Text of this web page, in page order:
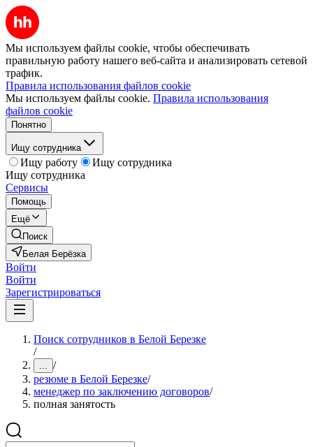
Мы используем файлы cookie, чтобы обеспечивать
правильную работу нашего веб-сайта и анализировать сетевой
трафик.
Правила использования файлов cookie
Мы используем файлы cookie. Правила использования
файлов cookie
Понятно
Ищу сотрудника
Ищу работу
Ищу сотрудника
Ищу сотрудника
Сервисы
Помощь
Ещё
Поиск
Белая Берёзка
Войти
Войти
Зарегистрироваться
Поиск сотрудников в Белой Березке
/
... /
резюме в Белой Березке/
менеджер по заключению договоров/
полная занятость